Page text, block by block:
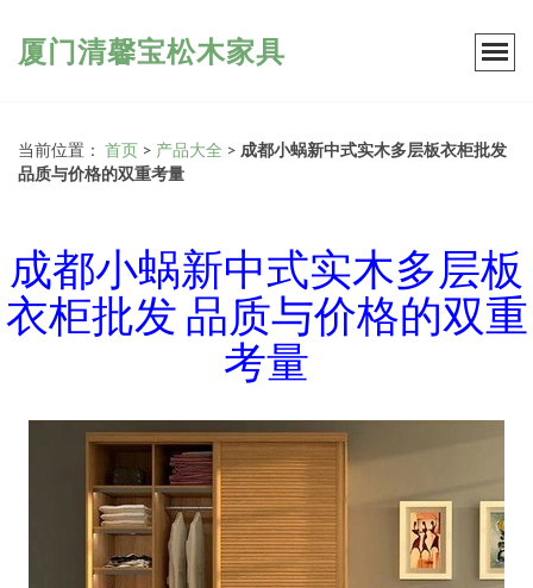
厦门清馨宝松木家具
当前位置： 首页 > 产品大全 > 成都小蜗新中式实木多层板衣柜批发
品质与价格的双重考量
成都小蜗新中式实木多层板
衣柜批发 品质与价格的双重
考量